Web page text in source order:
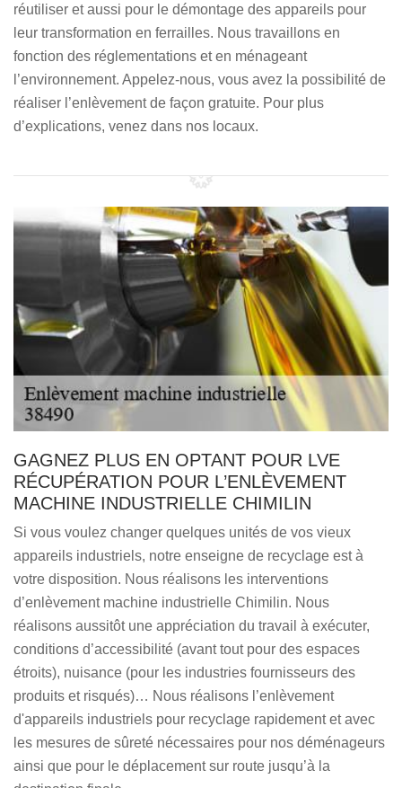
réutiliser et aussi pour le démontage des appareils pour
leur transformation en ferrailles. Nous travaillons en
fonction des réglementations et en ménageant
l’environnement. Appelez-nous, vous avez la possibilité de
réaliser l’enlèvement de façon gratuite. Pour plus
d’explications, venez dans nos locaux.
GAGNEZ PLUS EN OPTANT POUR LVE
RÉCUPÉRATION POUR L’ENLÈVEMENT
MACHINE INDUSTRIELLE CHIMILIN
Si vous voulez changer quelques unités de vos vieux
appareils industriels, notre enseigne de recyclage est à
votre disposition. Nous réalisons les interventions
d’enlèvement machine industrielle Chimilin. Nous
réalisons aussitôt une appréciation du travail à exécuter,
conditions d’accessibilité (avant tout pour des espaces
étroits), nuisance (pour les industries fournisseurs des
produits et risqués)… Nous réalisons l’enlèvement
d'appareils industriels pour recyclage rapidement et avec
les mesures de sûreté nécessaires pour nos déménageurs
ainsi que pour le déplacement sur route jusqu’à la